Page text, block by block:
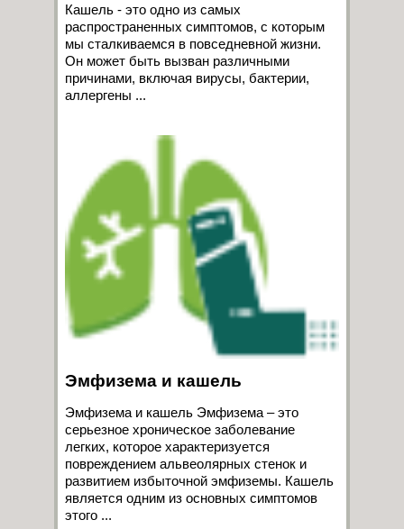
Кашель - это одно из самых
распространенных симптомов, с которым
мы сталкиваемся в повседневной жизни.
Он может быть вызван различными
причинами, включая вирусы, бактерии,
аллергены ...
Эмфизема и кашель
Эмфизема и кашель Эмфизема – это
серьезное хроническое заболевание
легких, которое характеризуется
повреждением альвеолярных стенок и
развитием избыточной эмфиземы. Кашель
является одним из основных симптомов
этого ...